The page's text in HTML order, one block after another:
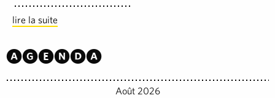
lire la suite
Agenda
Août 2026